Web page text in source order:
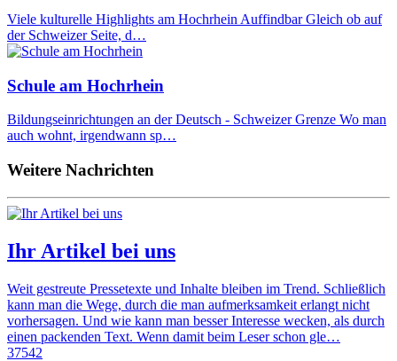
Viele kulturelle Highlights am Hochrhein Auffindbar Gleich ob auf
der Schweizer Seite, d…
Schule am Hochrhein
Bildungseinrichtungen an der Deutsch - Schweizer Grenze Wo man
auch wohnt, irgendwann sp…
Weitere Nachrichten
Ihr Artikel bei uns
Weit gestreute Pressetexte und Inhalte bleiben im Trend. Schließlich
kann man die Wege, durch die man aufmerksamkeit erlangt nicht
vorhersagen. Und wie kann man besser Interesse wecken, als durch
einen packenden Text. Wenn damit beim Leser schon gle…
37542